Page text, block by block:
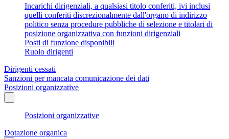
Incarichi dirigenziali, a qualsiasi titolo conferiti, ivi inclusi
quelli conferiti discrezionalmente dall'organo di indirizzo
politico senza procedure pubbliche di selezione e titolari di
posizione organizzativa con funzioni dirigenziali
Posti di funzione disponibili
Ruolo dirigenti
Dirigenti cessati
Sanzioni per mancata comunicazione dei dati
Posizioni organizzative
Posizioni organizzative
Dotazione organica